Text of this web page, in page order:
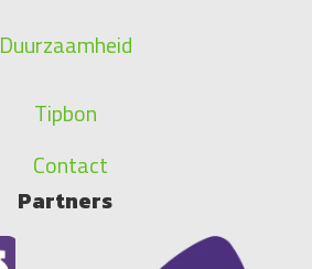
Duurzaamheid
Tipbon
Contact
Partners